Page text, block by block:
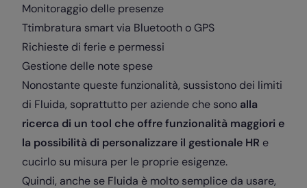
Monitoraggio delle presenze
Ttimbratura smart via Bluetooth o GPS
Richieste di ferie e permessi
Gestione delle note spese
Nonostante queste funzionalità, sussistono dei limiti
di Fluida, soprattutto per aziende che sono alla
ricerca di un tool che offre funzionalità maggiori e
la possibilità di personalizzare il gestionale HR e
cucirlo su misura per le proprie esigenze.
Quindi, anche se Fluida è molto semplice da usare,